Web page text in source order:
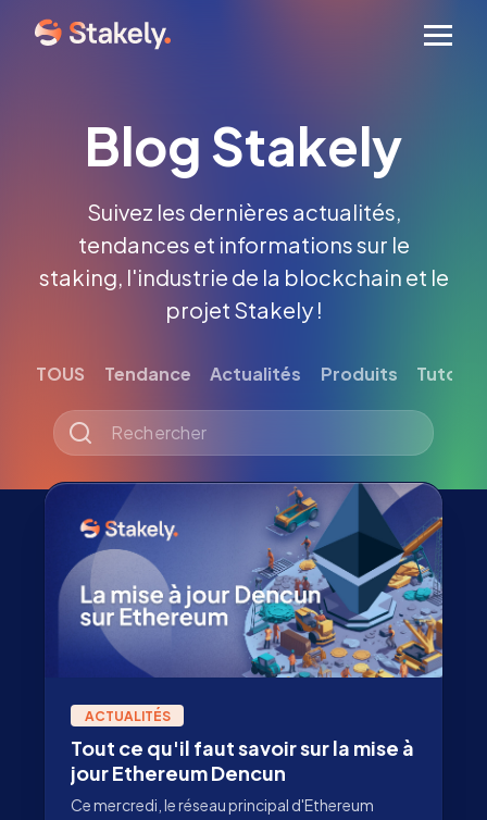
Blog Stakely
Suivez les dernières actualités,
tendances et informations sur le
staking, l'industrie de la blockchain et le
projet Stakely !
TOUS Tendance Actualités Produits Tutoriel
ACTUALITÉS
Tout ce qu'il faut savoir sur la mise à
jour Ethereum Dencun
Ce mercredi, le réseau principal d'Ethereum